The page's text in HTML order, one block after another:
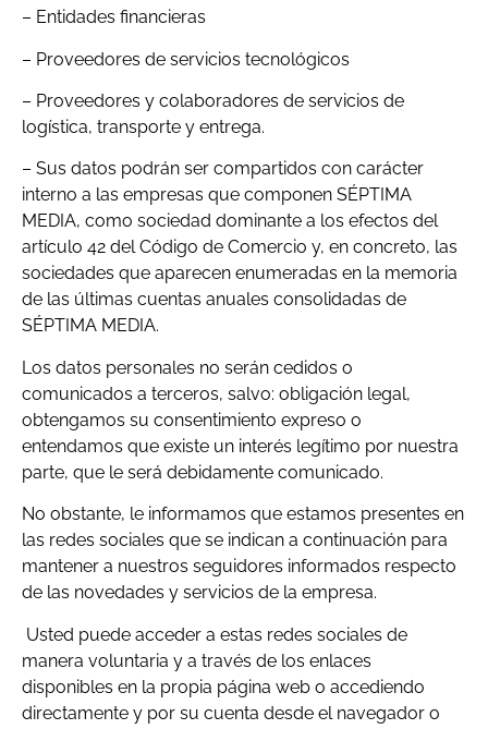
– Entidades financieras
– Proveedores de servicios tecnológicos
– Proveedores y colaboradores de servicios de
logística, transporte y entrega.
– Sus datos podrán ser compartidos con carácter
interno a las empresas que componen SÉPTIMA
MEDIA, como sociedad dominante a los efectos del
artículo 42 del Código de Comercio y, en concreto, las
sociedades que aparecen enumeradas en la memoria
de las últimas cuentas anuales consolidadas de
SÉPTIMA MEDIA.
Los datos personales no serán cedidos o
comunicados a terceros, salvo: obligación legal,
obtengamos su consentimiento expreso o
entendamos que existe un interés legítimo por nuestra
parte, que le será debidamente comunicado.
No obstante, le informamos que estamos presentes en
las redes sociales que se indican a continuación para
mantener a nuestros seguidores informados respecto
de las novedades y servicios de la empresa.
Usted puede acceder a estas redes sociales de
manera voluntaria y a través de los enlaces
disponibles en la propia página web o accediendo
directamente y por su cuenta desde el navegador o